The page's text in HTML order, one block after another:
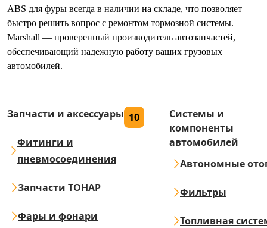
ABS для фуры всегда в наличии на складе, что позволяет
быстро решить вопрос с ремонтом тормозной системы.
Marshall — проверенный производитель автозапчастей,
обеспечивающий надежную работу ваших грузовых
автомобилей.
Запчасти и аксессуары 10
Фитинги и
пневмосоединения
Запчасти ТОНАР
Фары и фонари
Системы и
компоненты
автомобилей
Автономные
Фильтры
Топливная